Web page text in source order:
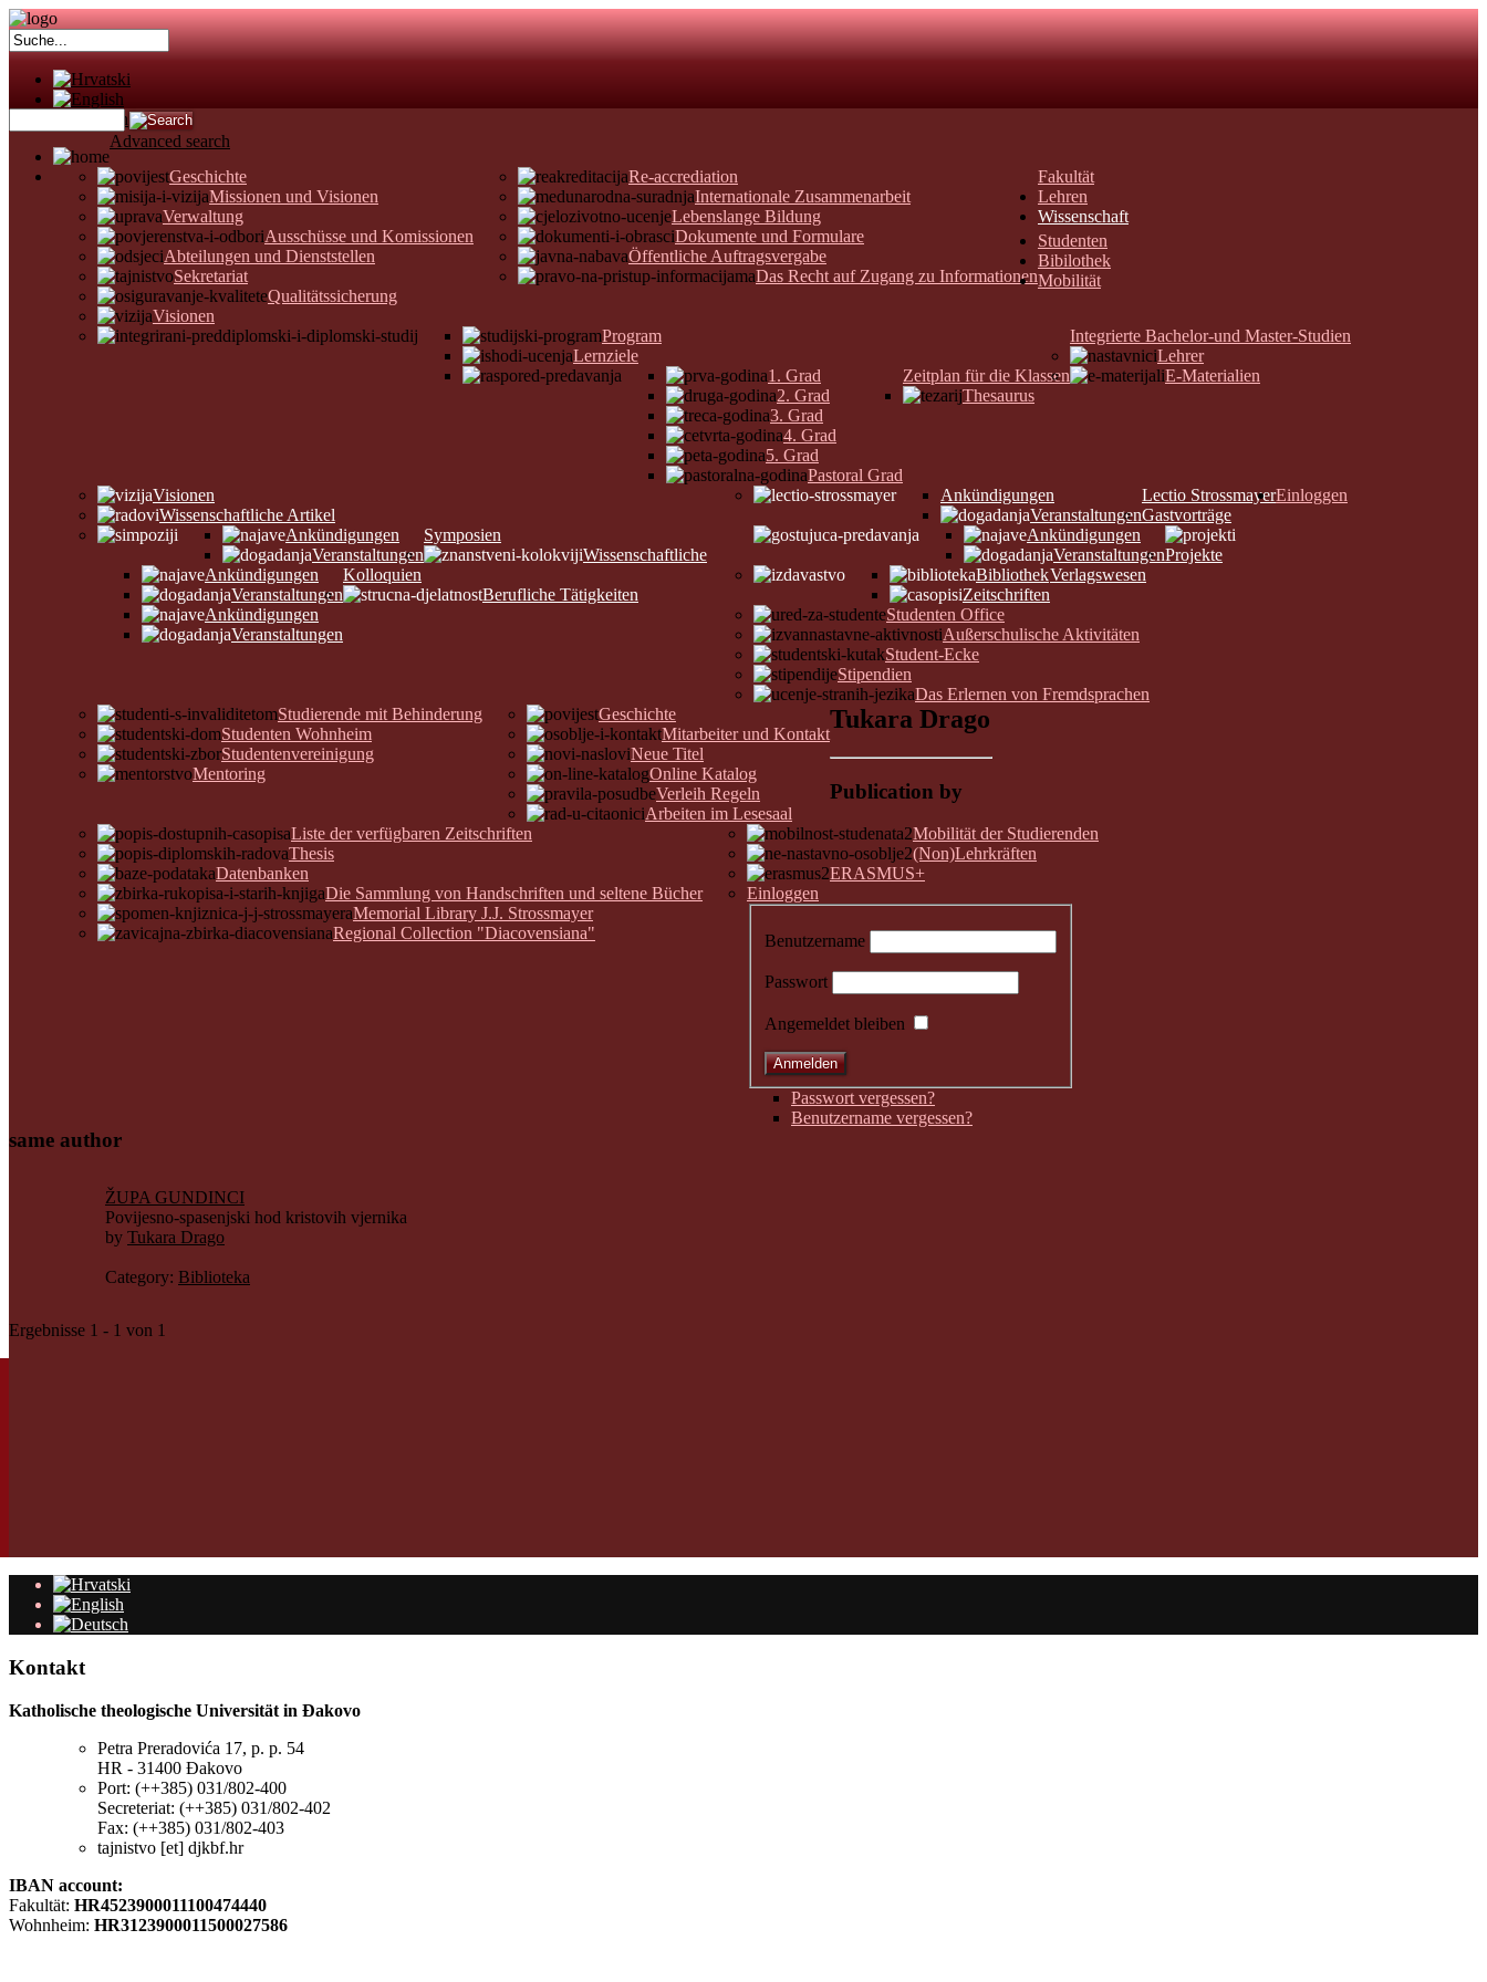
Fakultät
Geschichte
Missionen und Visionen
Verwaltung
Ausschüsse und Komissionen
Abteilungen und Dienststellen
Sekretariat
Qualitätssicherung
Re-accrediation
Internationale Zusammenarbeit
Lebenslange Bildung
Dokumente und Formulare
Öffentliche Auftragsvergabe
Das Recht auf Zugang zu Informationen
Lehren
Visionen
Integrierte Bachelor-und Master-Studien
Program
Lernziele
Zeitplan für die Klassen
1. Grad
2. Grad
3. Grad
4. Grad
5. Grad
Pastoral Grad
Thesaurus
Lehrer
E-Materialien
Wissenschaft
Visionen
Wissenschaftliche Artikel
Symposien
Ankündigungen
Veranstaltungen
Wissenschaftliche
Kolloquien
Ankündigungen
Veranstaltungen
Berufliche Tätigkeiten
Ankündigungen
Veranstaltungen
Lectio Strossmayer
Ankündigungen
VeranstaltungenGastvorträge
Ankündigungen
VeranstaltungenProjekte
Verlagswesen
Bibliothek
Zeitschriften
Studenten
Studenten Office
Außerschulische Aktivitäten
Student-Ecke
Stipendien
Das Erlernen von Fremdsprachen
Studierende mit Behinderung
Studenten Wohnheim
Studentenvereinigung
Mentoring
Bibilothek
Geschichte
Mitarbeiter und Kontakt
Neue Titel
Online Katalog
Verleih Regeln
Arbeiten im Lesesaal
Liste der verfügbaren Zeitschriften
Thesis
Datenbanken
Die Sammlung von Handschriften und seltene Bücher
Memorial Library J.J. Strossmayer
Regional Collection "Diacovensiana"
Mobilität
Mobilität der Studierenden
(Non)Lehrkräften
ERASMUS+
Einloggen
Einloggen
Benutzername
Passwort
Angemeldet bleiben
Passwort vergessen?
Benutzername vergessen?
Advanced search
Tukara Drago
Publication by
same author
ŽUPA GUNDINCI
Povijesno-spasenjski hod kristovih vjernika
by Tukara Drago
Category: Biblioteka
Ergebnisse 1 - 1 von 1
Kontakt
Katholische theologische Universität in Đakovo
Petra Preradovića 17, p. p. 54
HR - 31400 Đakovo
Port: (++385) 031/802-400
Secreteriat: (++385) 031/802-402
Fax: (++385) 031/802-403
tajnistvo [et] djkbf.hr
IBAN account:
Fakultät: HR4523900011100474440
Wohnheim: HR3123900011500027586